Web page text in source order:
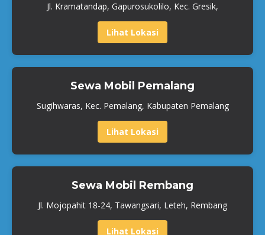
Jl. Kramatandap, Gapurosukolilo, Kec. Gresik,
Lihat Lokasi
Sewa Mobil Pemalang
Sugihwaras, Kec. Pemalang, Kabupaten Pemalang
Lihat Lokasi
Sewa Mobil Rembang
Jl. Mojopahit 18-24, Tawangsari, Leteh, Rembang
Lihat Lokasi